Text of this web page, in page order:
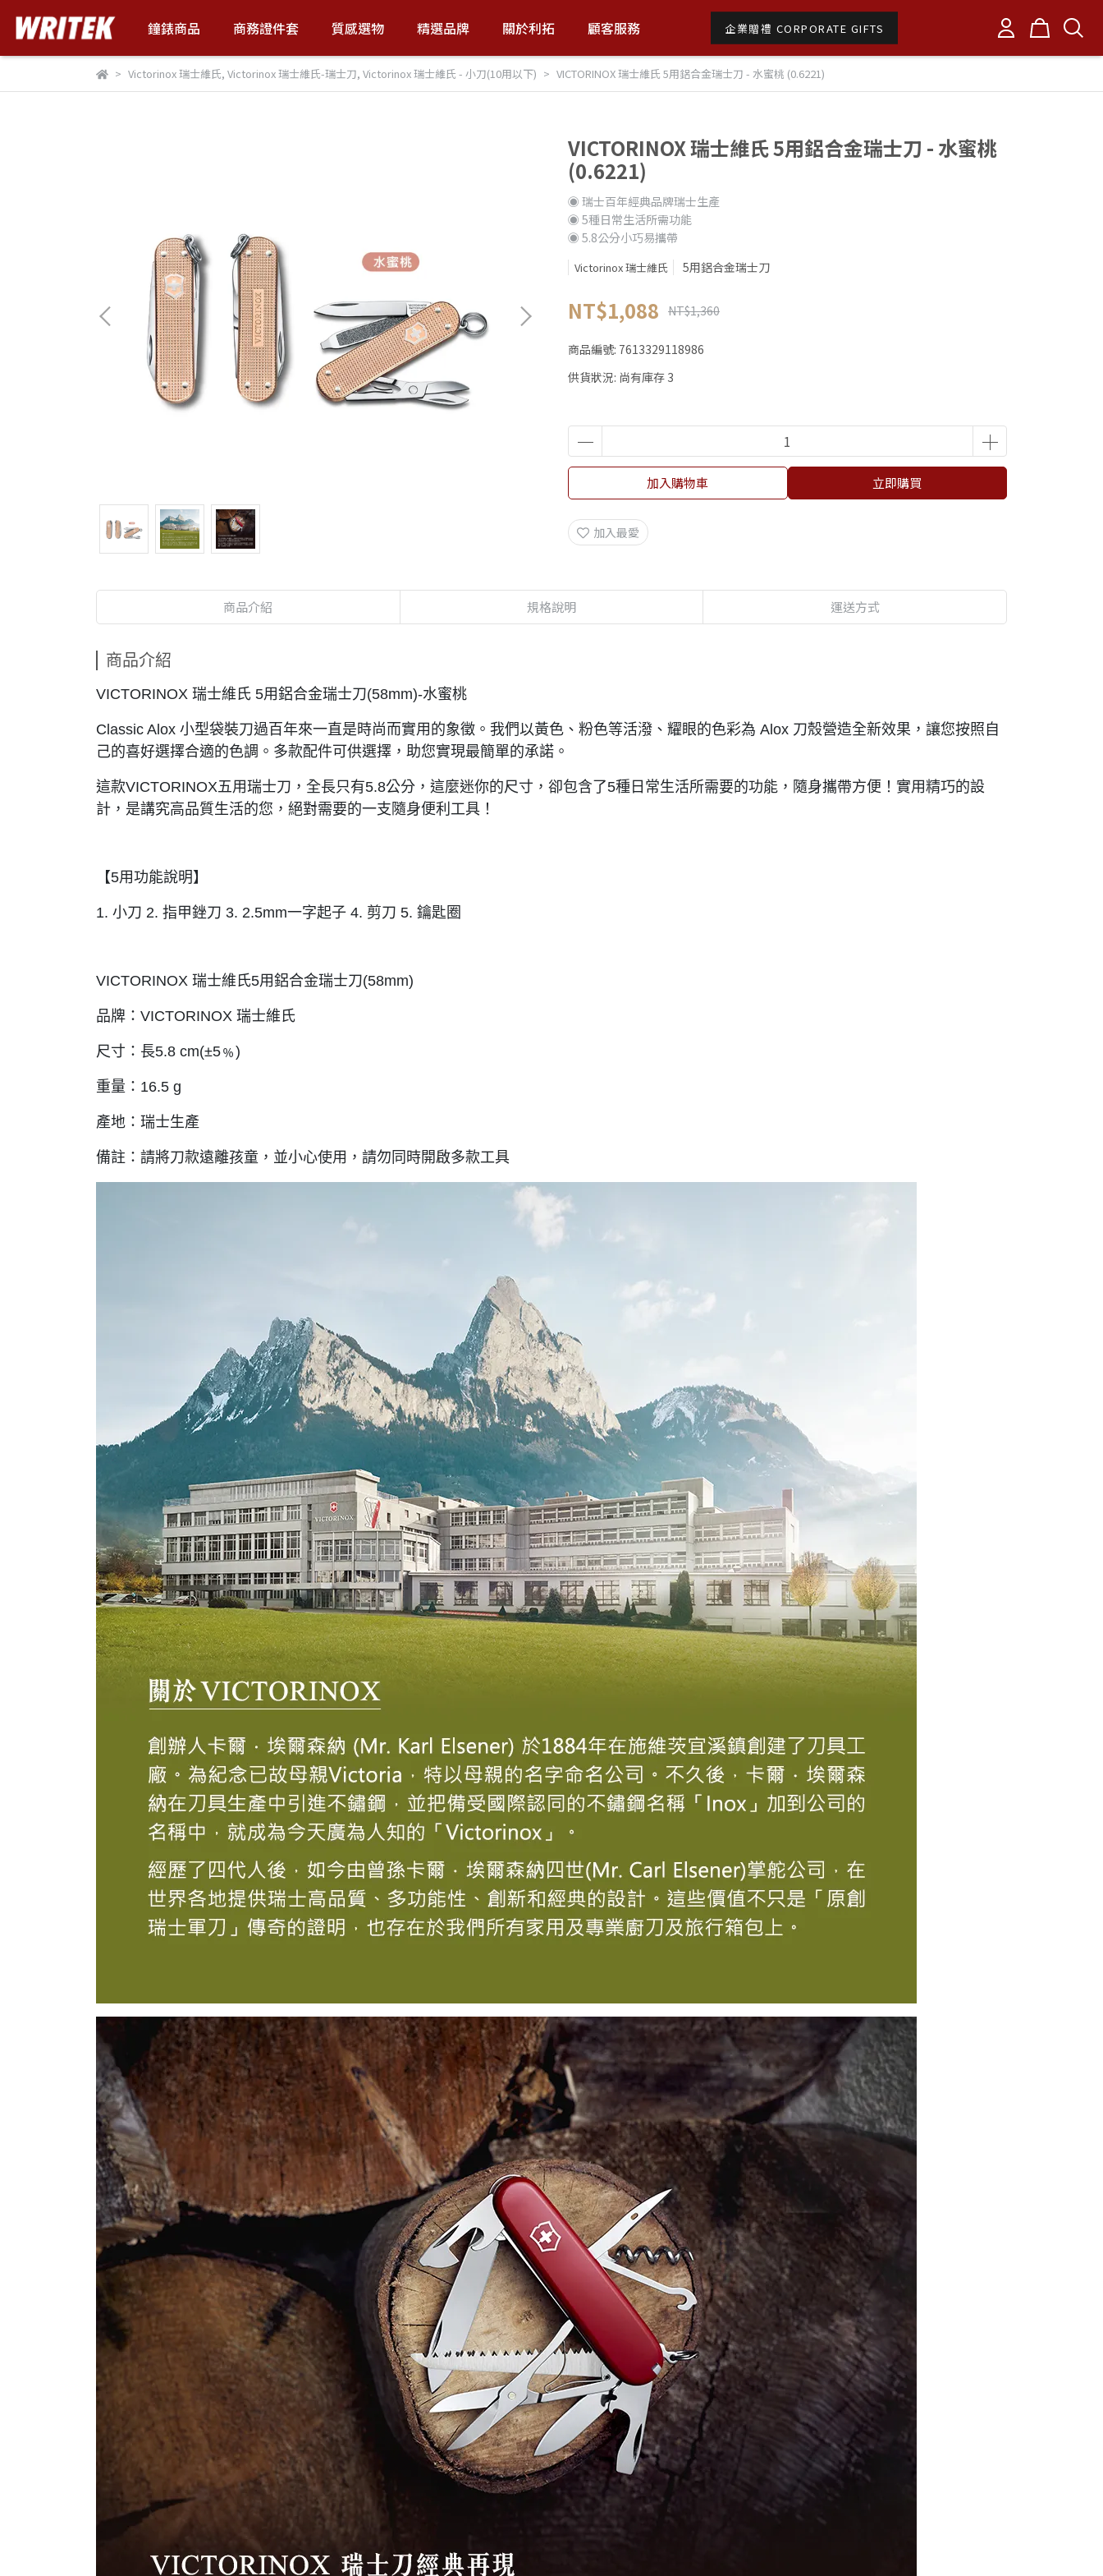
鐘錶商品 商務證件套 質感選物 精選品牌 關於利拓 顧客服務 企業贈禮 CORPORATE GIFTS
Victorinox 瑞士維氏, Victorinox 瑞士維氏-瑞士刀, Victorinox 瑞士維氏 - 小刀(10用以下) VICTORINOX 瑞士維氏 5用鋁合金瑞士刀 - 水蜜桃 (0.6221)
VICTORINOX 瑞士維氏 5用鋁合金瑞士刀 - 水蜜桃
(0.6221)
◉ 瑞士百年經典品牌瑞士生產
◉ 5種日常生活所需功能
◉ 5.8公分小巧易攜帶
Victorinox 瑞士維氏 5用鋁合金瑞士刀
NT$1,088 NT$1,360
商品編號: 7613329118986
供貨狀況: 尚有庫存 3
加入購物車 立即購買
加入最愛
商品介紹 規格說明 運送方式
商品介紹
VICTORINOX 瑞士維氏 5用鋁合金瑞士刀(58mm)-水蜜桃
Classic Alox 小型袋裝刀過百年來一直是時尚而實用的象徵。我們以黃色、粉色等活潑、耀眼的色彩為 Alox 刀殼營造全新效果，讓您按照自
己的喜好選擇合適的色調。多款配件可供選擇，助您實現最簡單的承諾。
這款VICTORINOX五用瑞士刀，全長只有5.8公分，這麼迷你的尺寸，卻包含了5種日常生活所需要的功能，隨身攜帶方便！實用精巧的設
計，是講究高品質生活的您，絕對需要的一支隨身便利工具！
【5用功能說明】
1. 小刀 2. 指甲銼刀 3. 2.5mm一字起子 4. 剪刀 5. 鑰匙圈
VICTORINOX 瑞士維氏5用鋁合金瑞士刀(58mm)
品牌：VICTORINOX 瑞士維氏
尺寸：長5.8 cm(±5﹪)
重量：16.5 g
產地：瑞士生產
備註：請將刀款遠離孩童，並小心使用，請勿同時開啟多款工具